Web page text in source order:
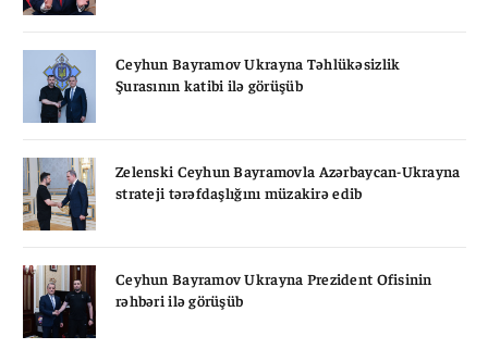
Ceyhun Bayramov Ukrayna Təhlükəsizlik
Şurasının katibi ilə görüşüb
Zelenski Ceyhun Bayramovla Azərbaycan-Ukrayna
strateji tərəfdaşlığını müzakirə edib
Ceyhun Bayramov Ukrayna Prezident Ofisinin
rəhbəri ilə görüşüb